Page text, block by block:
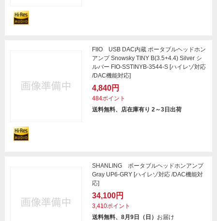
FIIO USB DAC内蔵 ポータブルヘッドホン
アンプ Snowsky TINY B(3.5+4.4) Silver シ
ルバー FIO-SSTINYB-3544-S [ハイレゾ対応
/DAC機能対応]
4,840円
484ポイント
送料無料、店在庫有り 2～3日出荷
SHANLING ポータブルヘッドホンアンプ
Gray UP6-GRY [ハイレゾ対応 /DAC機能対
応]
34,100円
3,410ポイント
送料無料、8月9日（日） お届け